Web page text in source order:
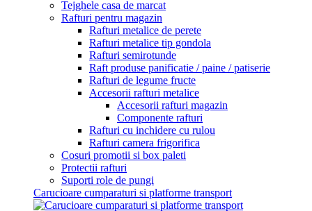
Tejghele casa de marcat
Rafturi pentru magazin
Rafturi metalice de perete
Rafturi metalice tip gondola
Rafturi semirotunde
Raft produse panificatie / paine / patiserie
Rafturi de legume fructe
Accesorii rafturi metalice
Accesorii rafturi magazin
Componente rafturi
Rafturi cu inchidere cu rulou
Rafturi camera frigorifica
Cosuri promotii si box paleti
Protectii rafturi
Suporti role de pungi
Carucioare cumparaturi si platforme transport